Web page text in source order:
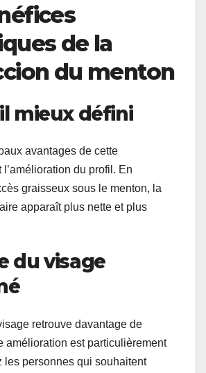
de la
du menton
mieux défini
avantages de cette
l’amélioration du profil. En
graisseux sous le menton, la
apparaît plus nette et plus
du visage
retrouve davantage de
amélioration est particulièrement
les personnes qui souhaitent